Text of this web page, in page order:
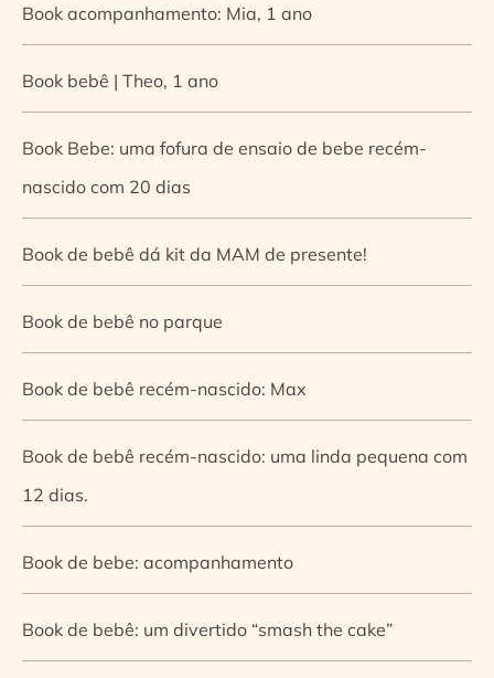
Book acompanhamento: Mia, 1 ano
Book bebê | Theo, 1 ano
Book Bebe: uma fofura de ensaio de bebe recém-
nascido com 20 dias
Book de bebê dá kit da MAM de presente!
Book de bebê no parque
Book de bebê recém-nascido: Max
Book de bebê recém-nascido: uma linda pequena com
12 dias.
Book de bebe: acompanhamento
Book de bebê: um divertido “smash the cake”